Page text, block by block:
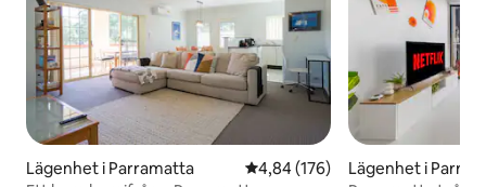
Lägenhet i Parramatta 4,84 av 5 i genomsnittligt
4,84 (176)
Lägenhet i